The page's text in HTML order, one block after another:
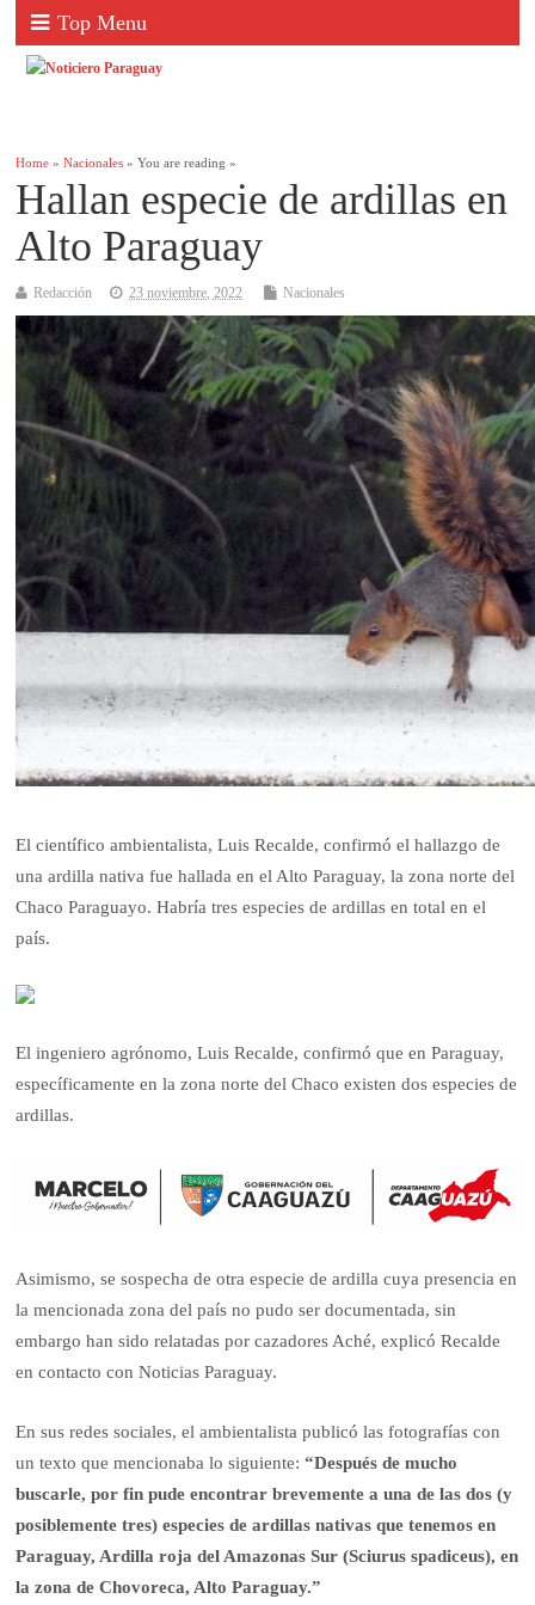
Top Menu
Home »Nacionales » You are reading »
Hallan especie de ardillas en
Alto Paraguay
Redacción 23 noviembre, 2022 Nacionales
El científico ambientalista, Luis Recalde, confirmó el hallazgo de
una ardilla nativa fue hallada en el Alto Paraguay, la zona norte del
Chaco Paraguayo. Habría tres especies de ardillas en total en el
país.
El ingeniero agrónomo, Luis Recalde, confirmó que en Paraguay,
específicamente en la zona norte del Chaco existen dos especies de
ardillas.
Asimismo, se sospecha de otra especie de ardilla cuya presencia en
la mencionada zona del país no pudo ser documentada, sin
embargo han sido relatadas por cazadores Aché, explicó Recalde
en contacto con Noticias Paraguay.
En sus redes sociales, el ambientalista publicó las fotografías con
un texto que mencionaba lo siguiente:“Después de mucho
buscarle, por fin pude encontrar brevemente a una de las dos (y
posiblemente tres) especies de ardillas nativas que tenemos en
Paraguay, Ardilla roja del Amazonas Sur (Sciurus spadiceus), en
la zona de Chovoreca, Alto Paraguay.”